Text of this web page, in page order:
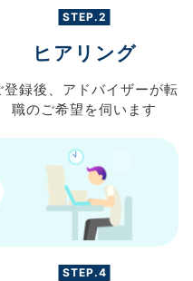
STEP.2
ヒアリング
登録後、 アドバイザーが転
職のご希望を伺います
STEP.4